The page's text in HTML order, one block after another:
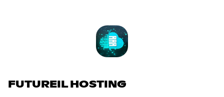
FUTUREIL HOSTING